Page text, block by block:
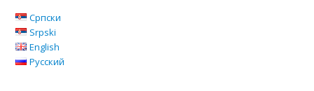
Српски
Srpski
English
Русский